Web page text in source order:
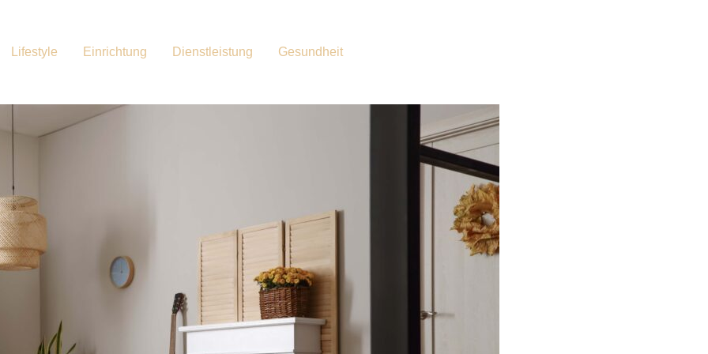
Lifestyle Einrichtung Dienstleistung Gesundheit